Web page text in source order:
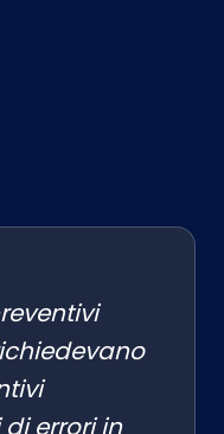
errori in